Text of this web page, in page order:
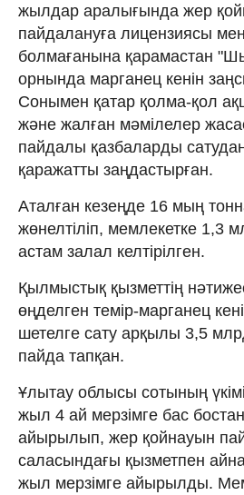
жылдар аралығында жер
пайдалануға лицензиясы
болмағанына қарамастан
орнында марганец кенін
Сонымен қатар қолма-қол
және жалған мәмілелер
пайдалы қазбаларды
қаражатты заңдастырған.
Аталған кезеңде 16 мың
жөнелтіліп, мемлекетке 1,3
астам залал келтірілген.
Қылмыстық қызметтің
өңделген темір-марганец
шетелге сату арқылы 3,5
пайда тапқан.
Ұлытау облысы сотының
жыл 4 ай мерзімге бас
айырылып, жер қойнауын
саласындағы қызметпен
жыл мерзімге айырылды.